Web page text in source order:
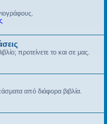
προτείνετε το και σε μας.
από διάφορα βιβλία.